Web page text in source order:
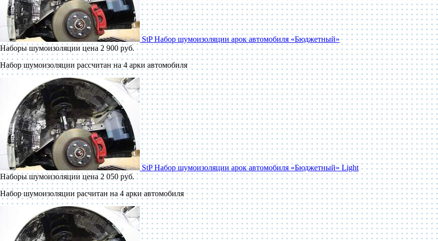
StP Набор шумоизоляции арок автомобиля «Бюджетный»
Наборы шумоизоляции цена 2 900 руб.
Набор шумоизоляции рассчитан на 4 арки автомобиля
StP Набор шумоизоляции арок автомобиля «Бюджетный» Light
Наборы шумоизоляции цена 2 050 руб.
Набор шумоизоляции расчитан на 4 арки автомобиля